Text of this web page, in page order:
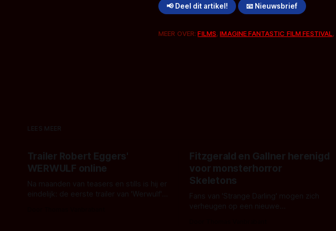
📢 Deel dit artikel! 📧 Nieuwsbrief
MEER OVER:FILMS,IMAGINE FANTASTIC FILM FESTIVAL,
LEES MEER
Trailer Robert Eggers'
WERWULF online
Na maanden van teasers en stills is hij er
eindelijk: de eerste trailer van 'Werwulf'.
Fitzgerald en Gallner herenigd
voor monsterhorror
Skeletons
Fans van 'Strange Darling' mogen zich
verheugen op een nieuwe